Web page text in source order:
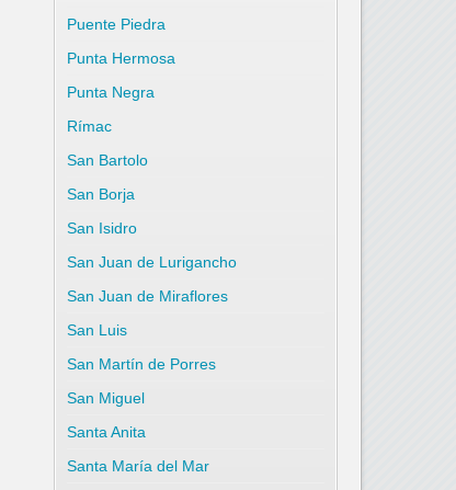
Puente Piedra
Punta Hermosa
Punta Negra
Rímac
San Bartolo
San Borja
San Isidro
San Juan de Lurigancho
San Juan de Miraflores
San Luis
San Martín de Porres
San Miguel
Santa Anita
Santa María del Mar